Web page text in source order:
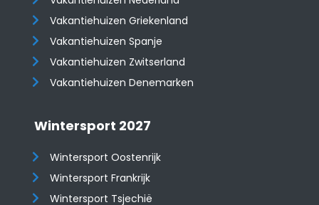
Vakantiehuizen Griekenland
Vakantiehuizen Spanje
​​​​​​​Vakantiehuizen Zwitserland
Vakantiehuizen Denemarken
Wintersport 2027
Wintersport Oostenrijk
Wintersport Frankrijk
Wintersport Tsjechië